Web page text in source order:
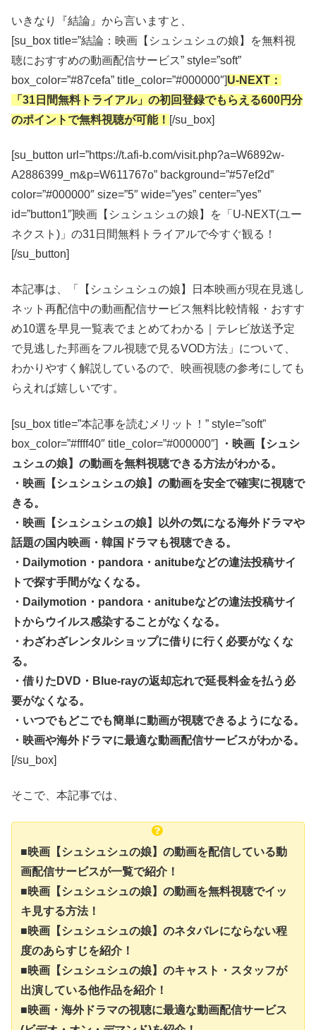
いきなり『結論』から言いますと、
[su_box title=”結論：映画【シュシュシュの娘】を無料視
聴におすすめの動画配信サービス” style=”soft”
box_color=”#87cefa” title_color=”#000000″]U-NEXT：
「31日間無料トライアル」の初回登録でもらえる600円分
のポイントで無料視聴が可能！ [/su_box]
[su_button url=”https://t.afi-b.com/visit.php?a=W6892w-
A2886399_m&p=W611767o” background=”#57ef2d”
color=”#000000″ size=”5″ wide=”yes” center=”yes”
id=”button1″]映画【シュシュシュの娘】を「U-NEXT(ユー
ネクスト)」の31日間無料トライアルで今すぐ観る！
[/su_button]
本記事は、「【シュシュシュの娘】日本映画が現在見逃し
ネット再配信中の動画配信サービス無料比較情報・おすす
め10選を早見一覧表でまとめてわかる｜テレビ放送予定
で見逃した邦画をフル視聴で見るVOD方法」について、
わかりやすく解説しているので、映画視聴の参考にしても
らえれば嬉しいです。
[su_box title=”本記事を読むメリット！” style=”soft”
box_color=”#ffff40″ title_color=”#000000″]
・映画【シュシ
ュシュの娘】の動画を無料視聴できる方法がわかる。
・映画【シュシュシュの娘】の動画を安全で確実に視聴で
きる。
・映画【シュシュシュの娘】以外の気になる海外ドラマや
話題の国内映画・韓国ドラマも視聴できる。
・Dailymotion・pandora・anitubeなどの違法投稿サイ
トで探す手間がなくなる。
・Dailymotion・pandora・anitubeなどの違法投稿サイ
トからウイルス感染することがなくなる。
・わざわざレンタルショップに借りに行く必要がなくな
る。
・借りたDVD・Blue-rayの返却忘れで延長料金を払う必
要がなくなる。
・いつでもどこでも簡単に動画が視聴できるようになる。
・映画や海外ドラマに最適な動画配信サービスがわかる。
[/su_box]
そこで、本記事では、
■映画【シュシュシュの娘】の動画を配信している動
画配信サービスが一覧で紹介！
■映画【シュシュシュの娘】の動画を無料視聴でイッ
キ見する方法！
■映画【シュシュシュの娘】のネタバレにならない程
度のあらすじを紹介！
■映画【シュシュシュの娘】のキャスト・スタッフが
出演している他作品を紹介！
■映画・海外ドラマの視聴に最適な動画配信サービス